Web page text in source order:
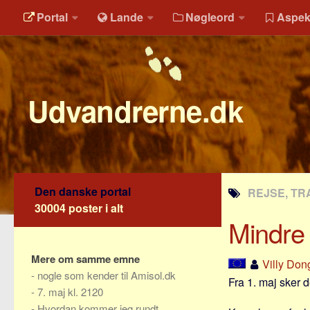
Portal Lande Nøgleord
Udvandrerne.dk
REJSE,
Villy
Fra 1. maj sker
Den danske portal
30004 poster i alt
Mere om samme emne
- nogle som kender til Amisol.dk
-7. maj kl. 2120